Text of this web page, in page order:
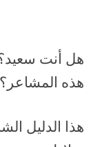
هل أنت
هذه المشاعر؟
هذا الدليل